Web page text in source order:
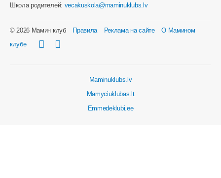
Школа родителей: vecakuskola@maminuklubs.lv
© 2026 Мамин клуб Правила Реклама на сайте
О Мамином
клубе
Maminuklubs.lv
Mamyciuklubas.lt
Emmedeklubi.ee